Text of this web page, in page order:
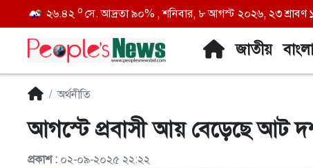
২৬.৪২ o সে. আদ্রতা ৯০% , শনিবার, ৮ আগস্ট ২০২৬, ২৩ শ্রাবণ
জাতীয়
অর্থনীতি
আগস্টে প্রবাসী আয় বেড়েছে আট
প্রকাশ : ০২-০৯-২০২৫ ২২:২২